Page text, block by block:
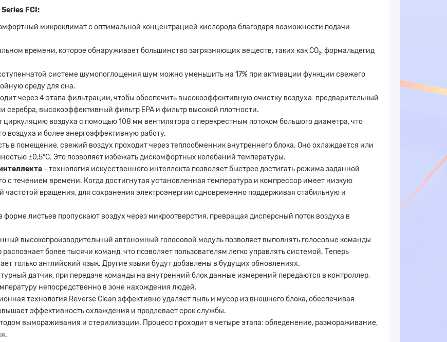
FCI:
микроклимат с оптимальной концентрацией кислорода благодаря возможности подачи
времени, которое обнаруживает большинство загрязняющих веществ, таких как CO₂, формальдегид
​​системе шумопоглощения шум можно уменьшить на 17% при активации функции свежего
среду для сна.
через 4 этапа фильтрации, чтобы обеспечить высокоэффективную очистку воздуха: предварительный
серебра, высокоэффективный фильтр EPA и фильтр высокой плотности.
циркуляцию воздуха с помощью 108 мм вентилятора с перекрестным потоком большого диаметра, что
воздуха и более энергоэффективную работу.
в помещение, свежий воздух проходит через теплообменник внутреннего блока. Оно охлаждается или
±0,5°С. Это позволяет избежать дискомфортных колебаний температуры.
- технология искусственного интеллекта позволяет быстрее достигать режима заданной
с течением времени. Когда достигнутая установленная температура и компрессор имеет низкую
частотой вращения, для сохранения электроэнергии одновременно поддерживая стабильную и
листьев пропускают воздух через микроотверстия, превращая дисперсный поток воздуха в
высокопроизводительный автономный голосовой модуль позволяет выполнять голосовые команды
более тысячи команд, что позволяет пользователям легко управлять системой. Теперь
только английский язык. Другие языки будут добавлены в будущих обновлениях.
датчик, при передаче команды на внутренний блок данные измерений передаются в контроллер,
непосредственно в зоне нахождения людей.
технология Reverse Clean эффективно удаляет пыль и мусор из внешнего блока, обеспечивая
эффективность охлаждения и продлевает срок службы.
вымораживания и стерилизации. Процесс проходит в четыре этапа: обледенение, размораживание,